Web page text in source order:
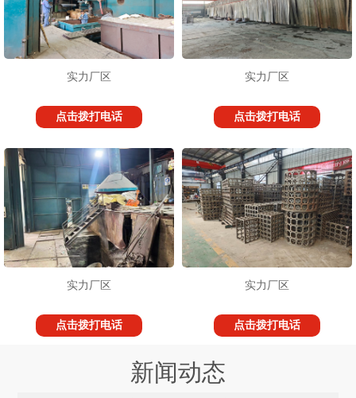
实力厂区
点击拨打电话
实力厂区
点击拨打电话
实力厂区
点击拨打电话
实力厂区
点击拨打电话
新闻动态